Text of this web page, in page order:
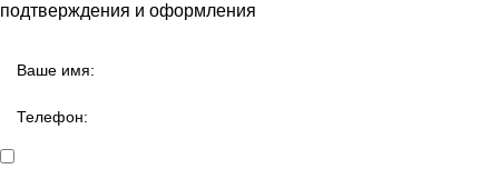
подтверждения и оформления